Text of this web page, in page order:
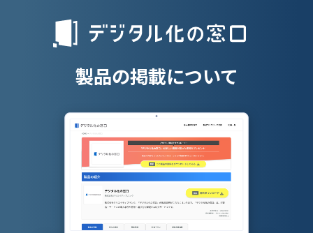
授業支援シス
製品の掲載について